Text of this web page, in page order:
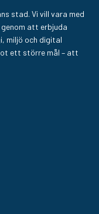
stad. Vi vill vara med
att erbjuda
miljö och digital
ett större mål – att